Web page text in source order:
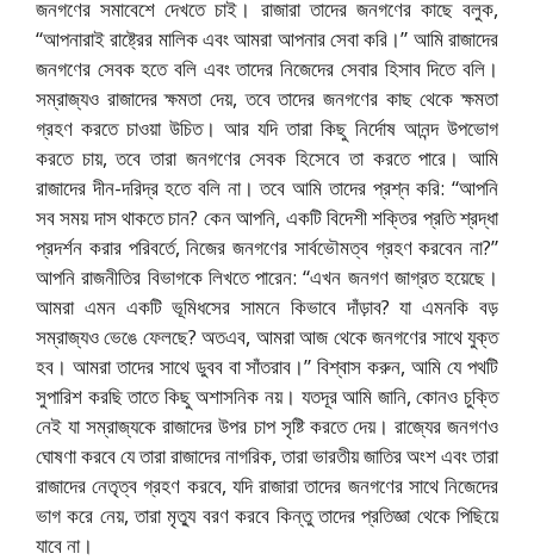
জনগণের সমাবেশে দেখতে চাই। রাজারা তাদের জনগণের কাছে বলুক,
“আপনারাই রাষ্ট্রের মালিক এবং আমরা আপনার সেবা করি।” আমি রাজাদের
জনগণের সেবক হতে বলি এবং তাদের নিজেদের সেবার হিসাব দিতে বলি।
সম্রাজ্যও রাজাদের ক্ষমতা দেয়, তবে তাদের জনগণের কাছ থেকে ক্ষমতা
গ্রহণ করতে চাওয়া উচিত। আর যদি তারা কিছু নির্দোষ আনন্দ উপভোগ
করতে চায়, তবে তারা জনগণের সেবক হিসেবে তা করতে পারে। আমি
রাজাদের দীন-দরিদ্র হতে বলি না। তবে আমি তাদের প্রশ্ন করি: “আপনি
সব সময় দাস থাকতে চান? কেন আপনি, একটি বিদেশী শক্তির প্রতি শ্রদ্ধা
প্রদর্শন করার পরিবর্তে, নিজের জনগণের সার্বভৌমত্ব গ্রহণ করবেন না?”
আপনি রাজনীতির বিভাগকে লিখতে পারেন: “এখন জনগণ জাগ্রত হয়েছে।
আমরা এমন একটি ভূমিধসের সামনে কিভাবে দাঁড়াব? যা এমনকি বড়
সম্রাজ্যও ভেঙে ফেলছে? অতএব, আমরা আজ থেকে জনগণের সাথে যুক্ত
হব। আমরা তাদের সাথে ডুবব বা সাঁতরাব।” বিশ্বাস করুন, আমি যে পথটি
সুপারিশ করছি তাতে কিছু অশাসনিক নয়। যতদূর আমি জানি, কোনও চুক্তি
নেই যা সম্রাজ্যকে রাজাদের উপর চাপ সৃষ্টি করতে দেয়। রাজ্যের জনগণও
ঘোষণা করবে যে তারা রাজাদের নাগরিক, তারা ভারতীয় জাতির অংশ এবং তারা
রাজাদের নেতৃত্ব গ্রহণ করবে, যদি রাজারা তাদের জনগণের সাথে নিজেদের
ভাগ করে নেয়, তারা মৃত্যু বরণ করবে কিন্তু তাদের প্রতিজ্ঞা থেকে পিছিয়ে
যাবে না।